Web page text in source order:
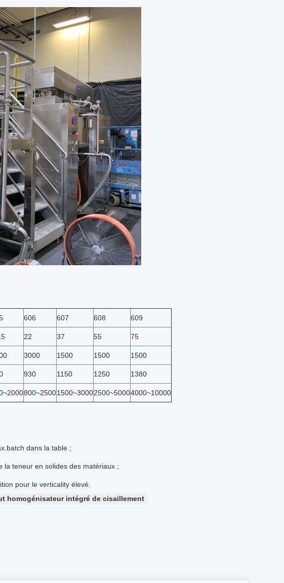
606 607 608 609
22 37 55 75
3000 1500 1500 1500
930 1150 1250 1380
800~25001500~30002500~50004000~10000
dans la table ;
la teneur en solides des matériaux ;
pour le verticality élevé.
homogénisateur intégré de cisaillement